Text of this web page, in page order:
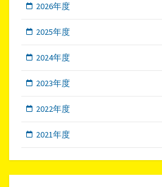
2026年度
2025年度
2024年度
2023年度
2022年度
2021年度